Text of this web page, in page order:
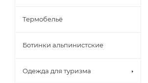
Термобельё
Ботинки альпинистские
Одежда для туризма